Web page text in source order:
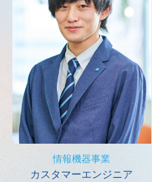
情報機器事業
カスタマーエンジニア